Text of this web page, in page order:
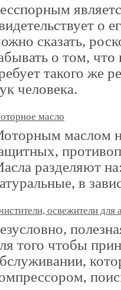
о
сказать,
о том,
такого же
человека.
масло
маслом
разделяют
в
освежители для
того чтобы